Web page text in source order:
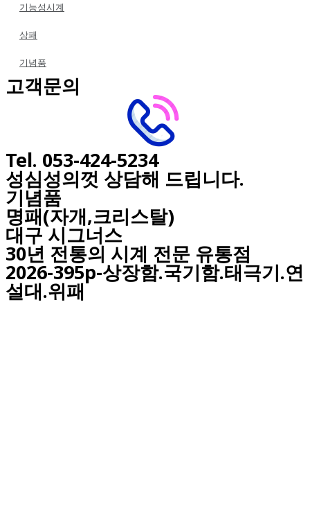
기능성시계
상패
기념품
고객문의
Tel. 053-424-5234
성심성의껏 상담해 드립니다.
기념품
명패(자개,크리스탈)
대구시그너스
30년 전통의 시계 전문 유통점
2026-395p-상장함.국기함.태극기.연
설대.위패